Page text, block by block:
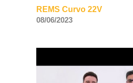
REMS Curvo 22V
08/06/2023